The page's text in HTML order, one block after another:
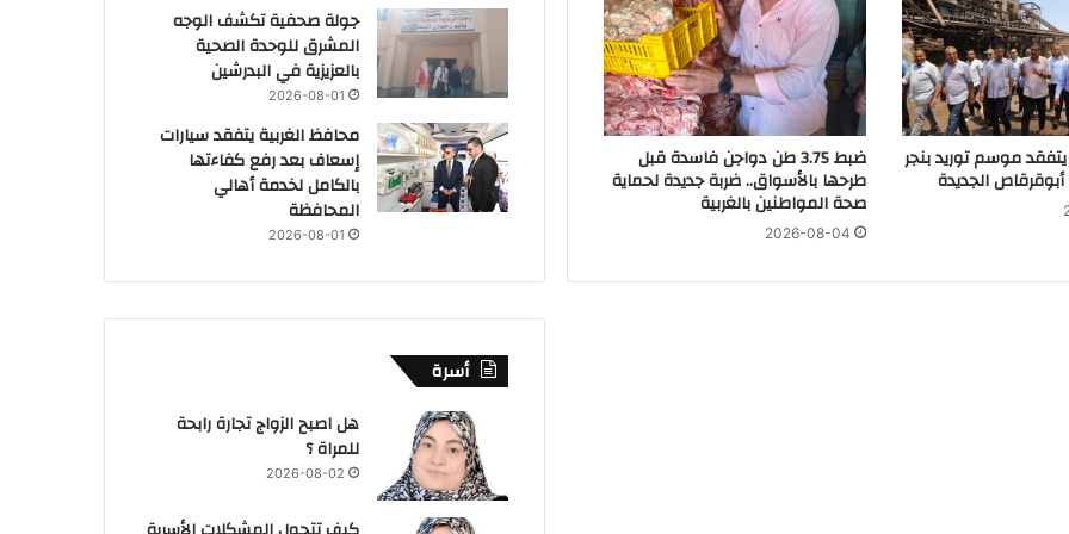
والهاربين وتعزيز الانضباط بالشوارع
مخالفات البناء ويدعو المواطنين للتقنين
ل
ل
أ
ن
ب
إ
موسم توريد بنجر
الجديدة
ضبط 3.75 طن دواجن فاسدة قبل
طرحها بالأسواق.. ضربة جديدة لحماية
صحة المواطنين بالغربية
2026-08-04
جولة صحفية تكشف الوجه
المشرق للوحدة الصحية
بالعزيزية في البدرشين
2026-08-01
محافظ الغربية يتفقد سيارات
إسعاف بعد رفع كفاءتها
بالكامل لخدمة أهالي
المحافظة
2026-08-01
أسرة
هل اصبح الزواج تجارة رابحة
للمراة ؟
2026-08-02